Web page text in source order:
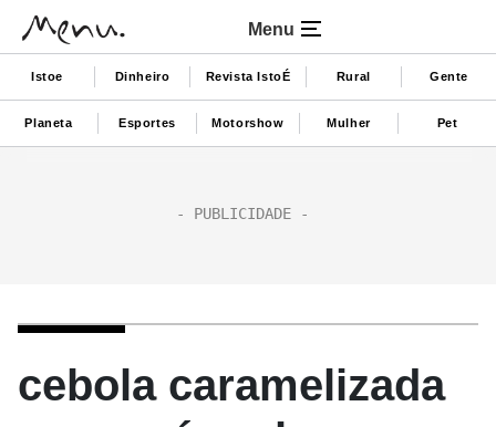
Menu
Istoe Dinheiro Revista IstoÉ Rural Gente
Planeta Esportes Motorshow Mulher Pet
cebola caramelizada